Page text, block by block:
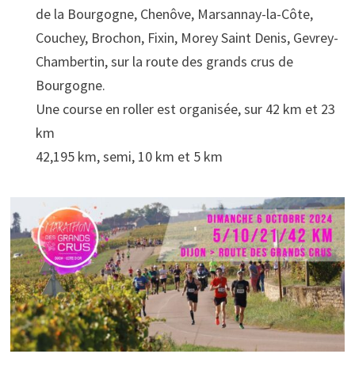
de la Bourgogne, Chenôve, Marsannay-la-Côte,
Couchey, Brochon, Fixin, Morey Saint Denis, Gevrey-
Chambertin, sur la route des grands crus de
Bourgogne.
Une course en roller est organisée, sur 42 km et 23
km
42,195 km, semi, 10 km et 5 km